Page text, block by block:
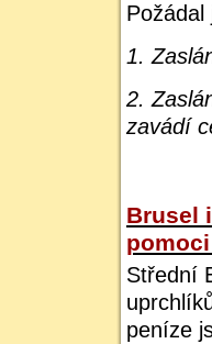
Požádal
1.
2.
zavádí
Brusel
Střední
peníze